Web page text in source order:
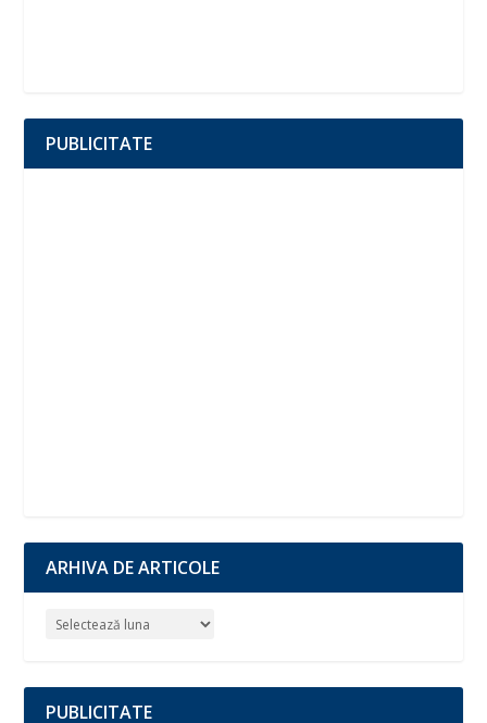
PUBLICITATE
ARHIVA DE ARTICOLE
PUBLICITATE